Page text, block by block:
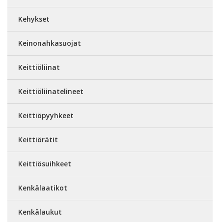
Kehykset
Keinonahkasuojat
Keittiöliinat
Keittiöliinatelineet
Keittiöpyyhkeet
Keittiörätit
Keittiösuihkeet
Kenkälaatikot
Kenkälaukut